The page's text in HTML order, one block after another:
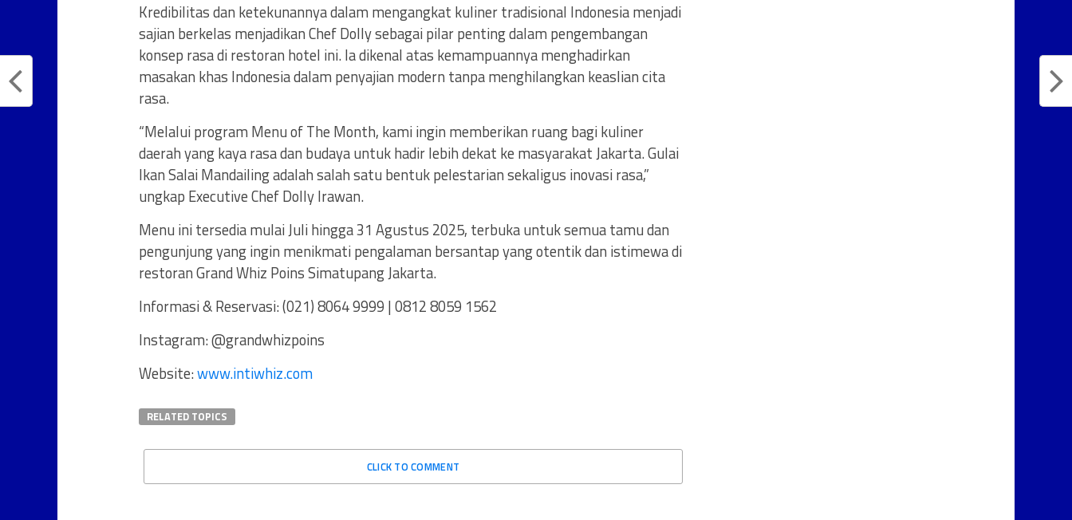
Kredibilitas dan ketekunannya dalam mengangkat kuliner tradisional Indonesia menjadi
sajian berkelas menjadikan Chef Dolly sebagai pilar penting dalam pengembangan
konsep rasa di restoran hotel ini. Ia dikenal atas kemampuannya menghadirkan
masakan khas Indonesia dalam penyajian modern tanpa menghilangkan keaslian cita
rasa.
“Melalui program Menu of The Month, kami ingin memberikan ruang bagi kuliner
daerah yang kaya rasa dan budaya untuk hadir lebih dekat ke masyarakat Jakarta. Gulai
Ikan Salai Mandailing adalah salah satu bentuk pelestarian sekaligus inovasi rasa,”
ungkap Executive Chef Dolly Irawan.
Menu ini tersedia mulai Juli hingga 31 Agustus 2025, terbuka untuk semua tamu dan
pengunjung yang ingin menikmati pengalaman bersantap yang otentik dan istimewa di
restoran Grand Whiz Poins Simatupang Jakarta.
Informasi & Reservasi: (021) 8064 9999 | 0812 8059 1562
Instagram: @grandwhizpoins
Website:www.intiwhiz.com
RELATED TOPICS
CLICK TO COMMENT